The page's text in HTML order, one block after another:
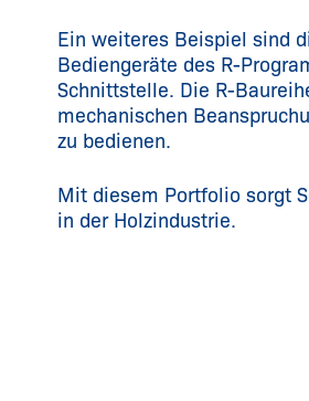
Ein weiteres Beispiel sind
Bediengeräte des R-
Schnittstelle. Die R-
mechanischen
zu bedienen.
Mit diesem Portfolio sorgt
in der Holzindustrie.